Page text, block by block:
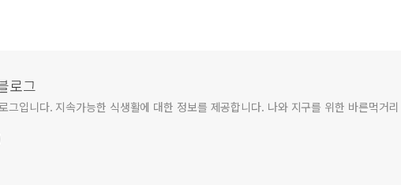
로그
그입니다. 지속가능한 식생활에 대한 정보를 제공합니다. 나와 지구를 위한 바른먹거리